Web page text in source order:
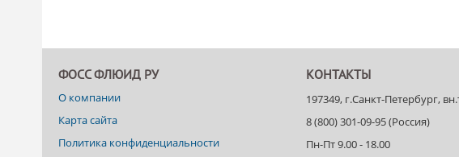
ФОСС ФЛЮИД РУ
О компании
Карта сайта
Политика конфиденциальности
КОНТАКТЫ
197349, г.Санкт-Петербург,
8 (800) 301-09-95 (Россия)
Пн-Пт 9.00 - 18.00